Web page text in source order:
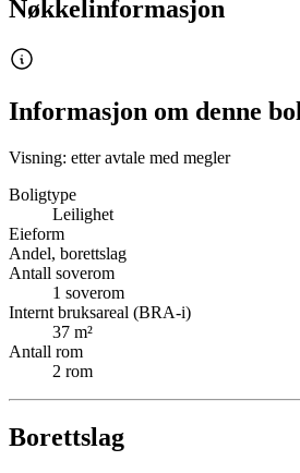
Nøkkelinformasjon
Informasjon om denne
Visning: etter avtale med megler
Boligtype
Leilighet
Eieform
Andel, borettslag
Antall soverom
1 soverom
Internt bruksareal (BRA-i)
37 m²
Antall rom
2 rom
Borettslag